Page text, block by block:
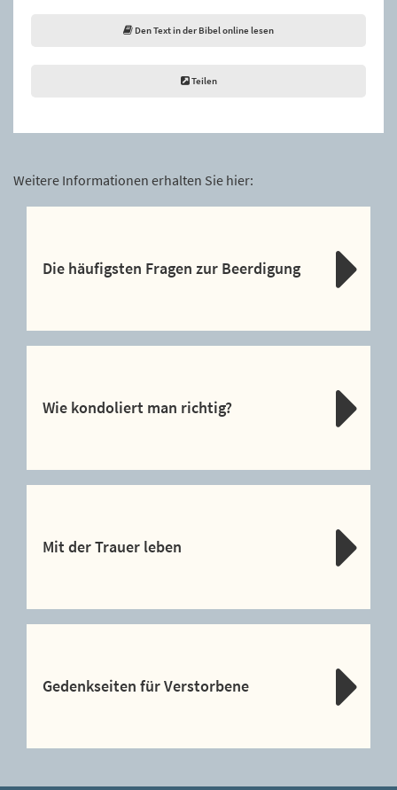
Den Text in der Bibel online lesen
Teilen
Weitere Informationen erhalten Sie hier:
Die häufigsten Fragen zur Beerdigung
Wie kondoliert man richtig?
Mit der Trauer leben
Gedenkseiten für Verstorbene